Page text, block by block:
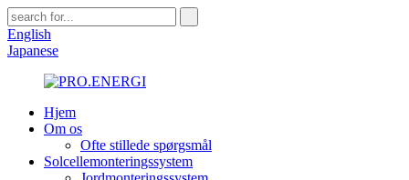
English
Japanese
Hjem
Om os
Ofte stillede spørgsmål
Solcellemonteringssystem